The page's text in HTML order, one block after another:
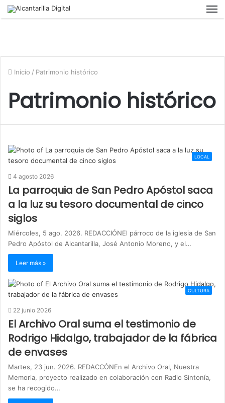
Inicio / Patrimonio histórico
Patrimonio histórico
LOCAL
4 agosto 2026
La parroquia de San Pedro Apóstol saca
a la luz su tesoro documental de cinco
siglos
Miércoles, 5 ago. 2026. REDACCIÓNEl párroco de la iglesia de San
Pedro Apóstol de Alcantarilla, José Antonio Moreno, y el…
Leer más »
CULTURA
22 junio 2026
El Archivo Oral suma el testimonio de
Rodrigo Hidalgo, trabajador de la fábrica
de envases
Martes, 23 jun. 2026. REDACCÓNEn el Archivo Oral, Nuestra
Memoria, proyecto realizado en colaboración con Radio Sintonía,
se ha recogido…